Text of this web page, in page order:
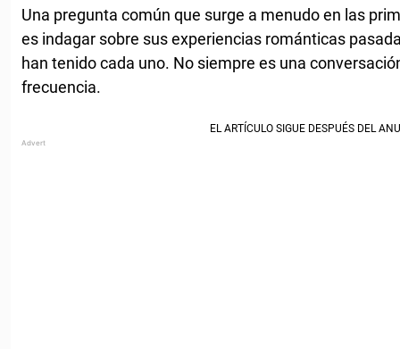
Una pregunta común que surge a menudo en las
es indagar sobre sus experiencias románticas
han tenido cada uno. No siempre es una
frecuencia.